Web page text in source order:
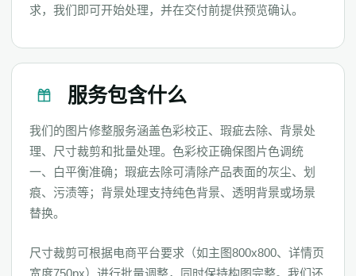
求，我们即可开始处理，并在交付前提供预览确认。
服务包含什么
我们的图片修整服务涵盖色彩校正、瑕疵去除、背景处
理、尺寸裁剪和批量处理。色彩校正确保图片色调统
一、白平衡准确；瑕疵去除可清除产品表面的灰尘、划
痕、污渍等；背景处理支持纯色背景、透明背景或场景
替换。
尺寸裁剪可根据电商平台要求（如主图800x800、详情页
宽度750px）进行批量调整，同时保持构图完整。我们还